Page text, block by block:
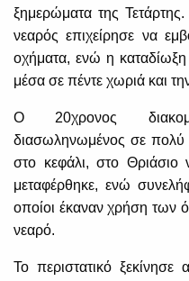
ξημερώματα της
νεαρός επιχείρησε να
οχήματα, ενώ η
μέσα σε πέντε χωριά και
Ο 20χρονος
διασωληνωμένος σε
στο κεφάλι, στο Θριάσιο
μεταφέρθηκε, ενώ
οποίοι έκαναν χρήση των
νεαρό.
Το περιστατικό